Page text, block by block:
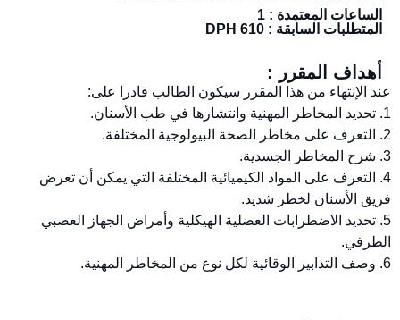
الساعات المعتمدة : 1
المتطلبات السابقة : 610 DPH
أهداف المقرر :
عند الإنتهاء من هذا المقرر سيكون الطالب قادرا على:
1. تحديد المخاطر المهنية وانتشارها في طب الأسنان.
2. التعرف على مخاطر الصحة البيولوجية المختلفة.
3. شرح المخاطر الجسدية.
4. التعرف على المواد الكيميائية المختلفة التي يمكن أن تعرض
فريق الأسنان لخطر شديد.
5. تحديد الاضطرابات العضلية الهيكلية وأمراض الجهاز العصبي
الطرفي.
6. وصف التدابير الوقائية لكل نوع من المخاطر المهنية.